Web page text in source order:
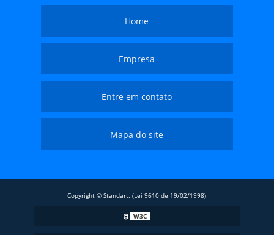
Home
Empresa
Entre em contato
Mapa do site
Copyright © Standart. (Lei 9610 de 19/02/1998)
W3C